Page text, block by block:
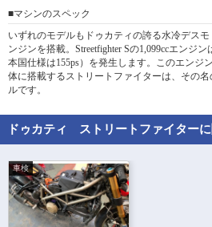
■マシンのスペック
いずれのモデルもドゥカティの誇る水冷デス
ンジンを搭載。Streetfighter Sの1,099ccエンジン
本国仕様は155ps）を発生します。このエンジ
体に搭載するストリートファイターは、その
ルです。
ドゥカティ ストリートファイター
車検